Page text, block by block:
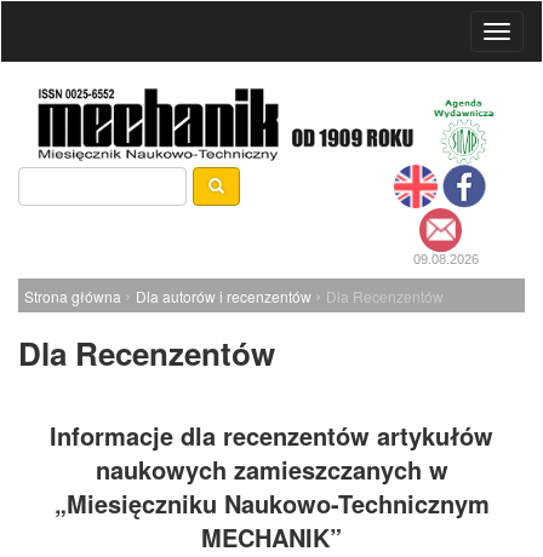
09.08.2026
Strona główna › Dla autorów i recenzentów › Dla Recenzentów
Dla Recenzentów
Informacje dla recenzentów artykułów
naukowych zamieszczanych w
„Miesięczniku Naukowo-Technicznym
MECHANIK”